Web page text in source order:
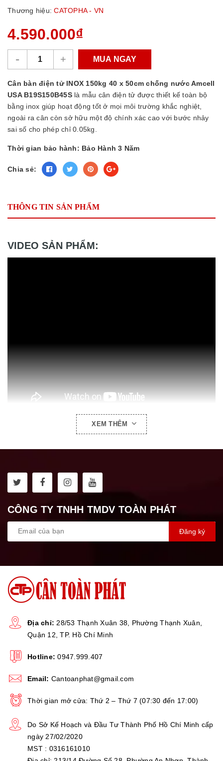
Thương hiệu: CATOPHA - VN
4.590.000₫
- + MUA NGAY
Cân bàn điện tử INOX 150kg 40 x 50cm chống nước Amcell
USA B19S150B45Slà mẫu cân điện tử được thiết kế toàn bộ
bằng inox giúp hoạt động tốt ở mọi môi trường khắc nghiệt,
ngoài ra cân còn sở hữu một độ chính xác cao với bước nhảy
sai số cho phép chỉ 0.05kg.
Thời gian bảo hành: Bảo Hành 3 Năm
Chia sẻ:
THÔNG TIN SẢN PHẨM
VIDEO SẢN PHẨM:
VIDEO CÁC CHỨC NĂNG TÙY CHỌN -
XEM THÊM
CÔNG TY TNHH TMDV TOÀN PHÁT
Đăng ký
Địa chỉ: 28/53 Thạnh Xuân 38, Phường Thạnh Xuân,
Quận 12, TP. Hồ Chí Minh
Hotline: 0947.999.407
Email: Cantoanphat@gmail.com
Thời gian mở cửa: Thứ 2 – Thứ 7 (07:30 đến 17:00)
Do Sở Kế Hoạch và Đầu Tư Thành Phố Hồ Chí Minh cấp
ngày 27/02/2020
MST : 0316161010